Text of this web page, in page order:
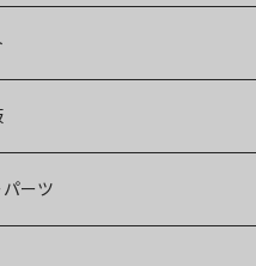
ブ
ンブ
ン
イブ
ン
イブ
ン
パーツ